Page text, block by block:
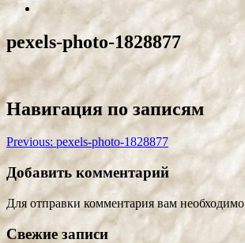
pexels-photo-1828877
Навигация по записям
Previous: pexels-photo-1828877
Добавить комментарий
Для отправки комментария вам необходимо
Свежие записи